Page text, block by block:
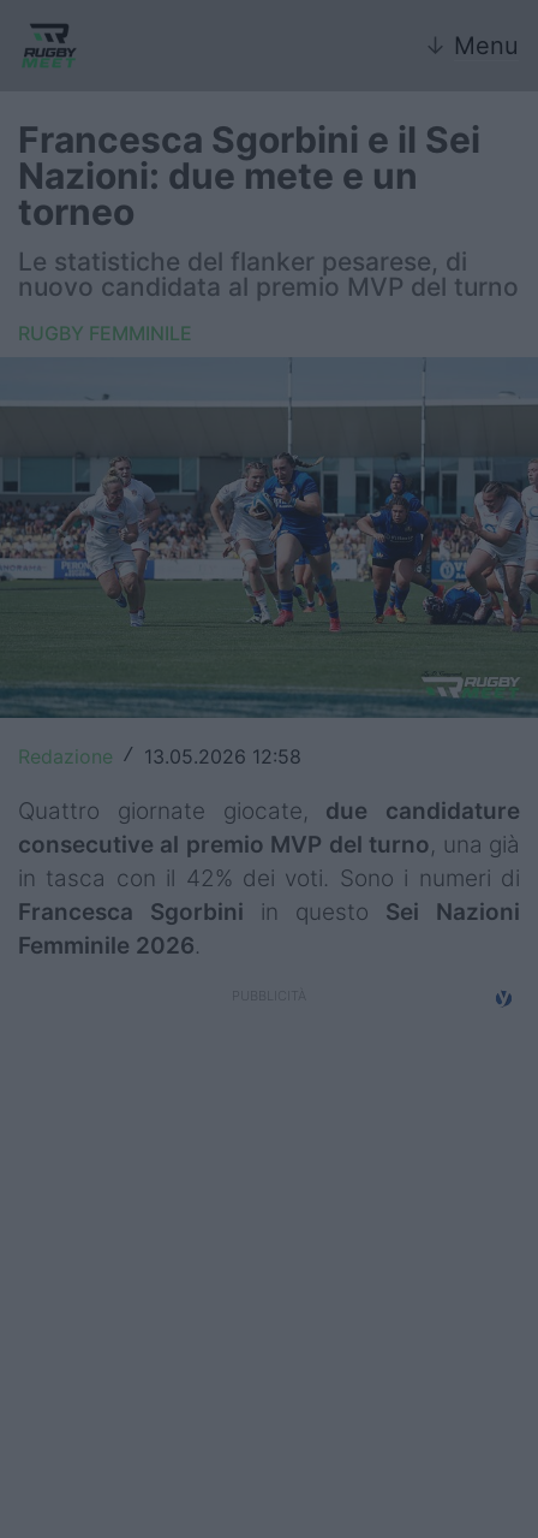
↓ Menu
Nazionale
Nazionali giovanili
Internazionale
6 Nazioni
United Rugby Championship
Top14
Premiership
Champions Cup
Rugby World Cup
Super Rugby
Rugby in TV
Francesca Sgorbini e il Sei
Nazioni: due mete e un
torneo
Le statistiche del flanker pesarese, di
nuovo candidata al premio MVP del turno
RUGBY FEMMINILE
Redazione / 13.05.2026 12:58
Quattro giornate giocate, due candidature
consecutive al premio MVP del turno, una già
in tasca con il 42% dei voti. Sono i numeri di
Francesca Sgorbini in questo Sei Nazioni
Femminile 2026.